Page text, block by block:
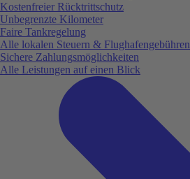
Kostenfreier Rücktrittschutz
Unbegrenzte Kilometer
Faire Tankregelung
Alle lokalen Steuern & Flughafengebühren
Sichere Zahlungsmöglichkeiten
Alle Leistungen auf einen Blick